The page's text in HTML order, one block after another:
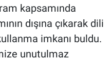
kapsamında
dışına çıkarak dili
imkanı buldu.
unutulmaz